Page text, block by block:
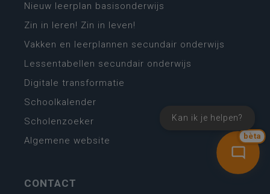
bèta
Kan ik je helpen?
Nieuw leerplan basisonderwijs
Zin in leren! Zin in leven!
Vakken en leerplannen secundair onderwijs
Lessentabellen secundair onderwijs
Digitale transformatie
Schoolkalender
Scholenzoeker
Algemene website
CONTACT